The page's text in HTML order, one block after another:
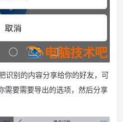
识别的内容分享给你的好友，可
需要需要导出的选项，然后分享